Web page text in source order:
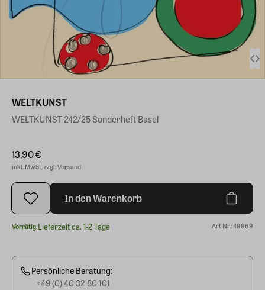
WELTKUNST
WELTKUNST 242/25 Sonderheft Basel
13,90 €
inkl. MwSt. zzgl. Versand
In den Warenkorb
Vorrätig.Lieferzeit ca. 1-2 Tage Art.Nr.: 49969
Persönliche Beratung:
+49 (0) 40 32 80 101